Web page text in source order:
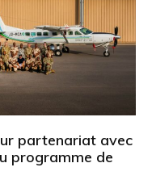
partenariat avec
programme de